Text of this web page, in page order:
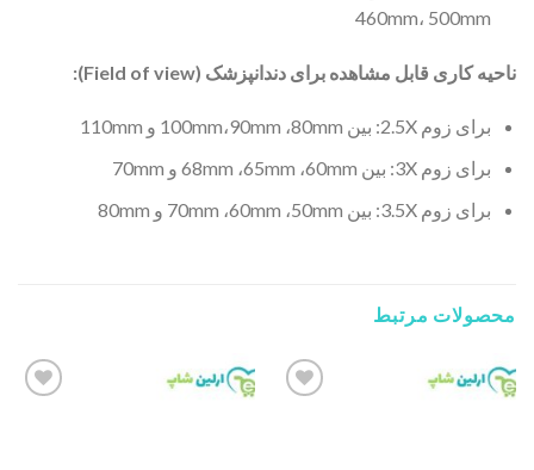
460mm، 500mm
ناحیه کاری قابل مشاهده برای دندانپزشک (Field of view):
برای زوم 2.5X: بین 100mm،90mm ،80mm و 110mm
برای زوم 3X: بین 68mm ،65mm ،60mm و 70mm
برای زوم 3.5X: بین 70mm ،60mm ،50mm و 80mm
محصولات مرتبط